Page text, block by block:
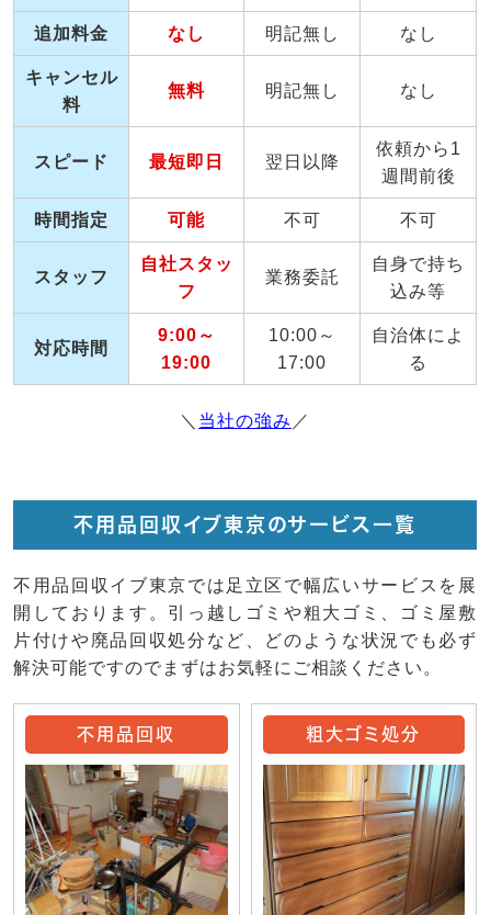
追加料金 なし 明記無し なし
キャンセル
料
無料 明記無し なし
スピード 最短即日 翌日以降
依頼から1
週間前後
時間指定 可能 不可 不可
スタッフ
自社スタッ
フ
業務委託
自身で持ち
込み等
対応時間
9:00～
19:00
10:00～
17:00
自治体によ
る
＼ 当社の強み ／
不用品回収イブ東京のサービス一覧
不用品回収イブ東京では足立区で幅広いサービスを展
開しております。引っ越しゴミや粗大ゴミ、ゴミ屋敷
片付けや廃品回収処分など、どのような状況でも必ず
解決可能ですのでまずはお気軽にご相談ください。
不用品回収 粗大ゴミ処分